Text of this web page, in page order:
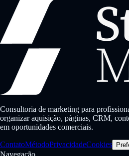
Consultoria de marketing para
organizar aquisição, páginas, CRM,
em oportunidades comerciais.
ContatoMétodoPrivacidadeCookies